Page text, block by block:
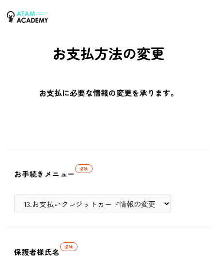
お支払方法の変更
お支払に必要な情報の変更を承ります。
お手続きメニュー
必須
保護者様氏名
必須